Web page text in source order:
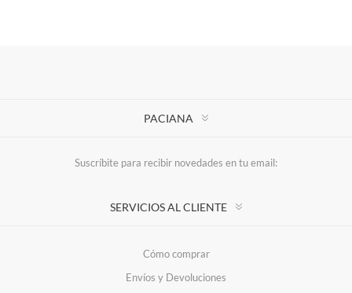
PACIANA
Suscríbite para recibir novedades en tu email:
SERVICIOS AL CLIENTE
Cómo comprar
Envíos y Devoluciones